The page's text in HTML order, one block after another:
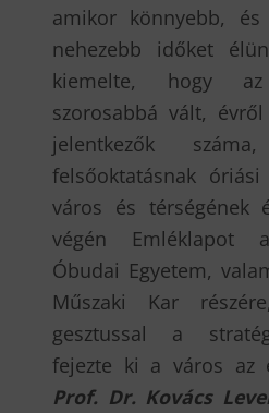
amikor könnyebb,
nehezebb időket
kiemelte, hogy az
szorosabbá vált,
jelentkezők
felsőoktatásnak
város és térségének
végén Emléklapot
Óbudai Egyetem,
Műszaki Kar
gesztussal a
fejezte ki a város az
Prof. Dr. Kovács